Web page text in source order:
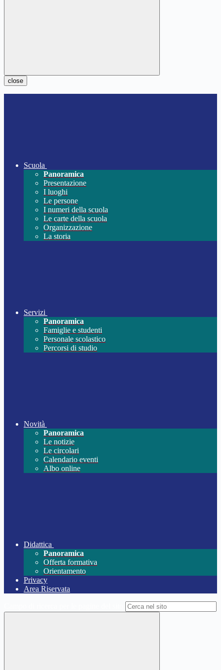
close
Scuola
Panoramica
Presentazione
I luoghi
Le persone
I numeri della scuola
Le carte della scuola
Organizzazione
La storia
Servizi
Panoramica
Famiglie e studenti
Personale scolastico
Percorsi di studio
Novità
Panoramica
Le notizie
Le circolari
Calendario eventi
Albo online
Didattica
Panoramica
Offerta formativa
Orientamento
Privacy
Area Riservata